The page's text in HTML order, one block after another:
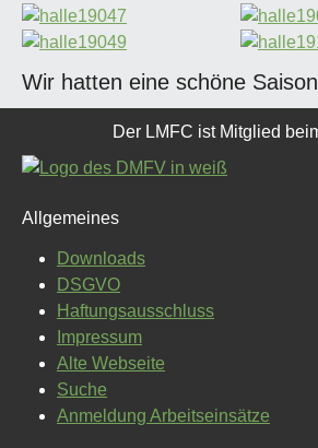
Show larger version for:
Show
Show larger version for:
Show
Wir hatten eine schöne Saison
Der LMFC ist Mitglied
Allgemeines
Downloads
DSGVO
Haftungsausschluss
Impressum
Alte Webseite
Suche
Anmeldung Arbeitseinsätze